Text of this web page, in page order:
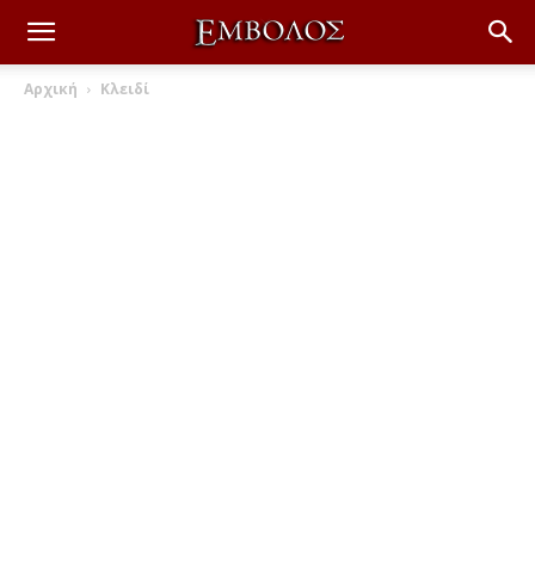
Αρχική Κλειδί